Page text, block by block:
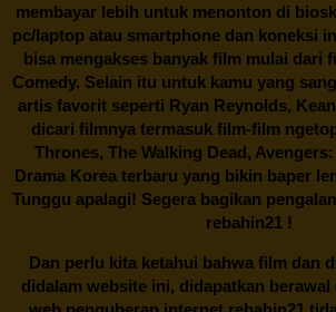
membayar lebih untuk menonton di
pc/laptop atau smartphone dan koneksi
bisa mengakses banyak film mulai dari
Comedy. Selain itu untuk kamu yang
artis favorit seperti Ryan Reynolds,
dicari filmnya termasuk film-film
Thrones, The Walking Dead,
Drama Korea terbaru yang bikin baper
Tunggu apalagi! Segera bagikan
rebahin21 !
Dan perlu kita ketahui bahwa film dan
didalam website ini, didapatkan